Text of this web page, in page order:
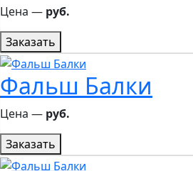
Цена ― руб.
Заказать
Фальш Балки
Цена ― руб.
Заказать